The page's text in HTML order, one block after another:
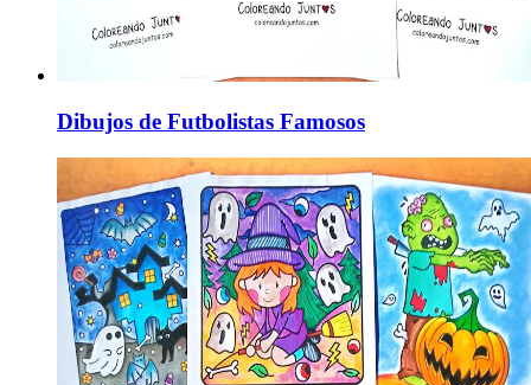
Dibujos de Futbolistas Famosos